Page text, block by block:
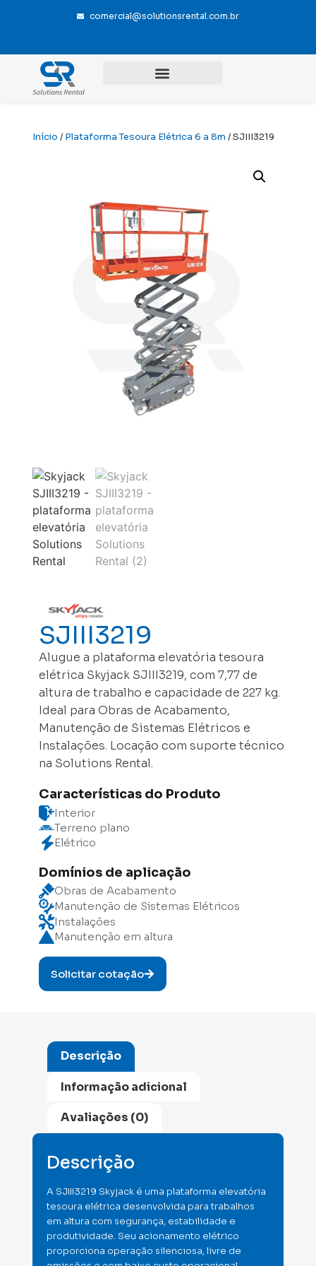
comercial@solutionsrental.com.br
Início / Plataforma Tesoura Elétrica 6 a 8m / SJIII3219
SJIII3219
Alugue a plataforma elevatória tesoura
elétrica Skyjack SJIII3219, com 7,77 de
altura de trabalho e capacidade de 227 kg.
Ideal para Obras de Acabamento,
Manutenção de Sistemas Elétricos e
Instalações. Locação com suporte técnico
na Solutions Rental.
Características do Produto
Interior
Terreno plano
Elétrico
Domínios de aplicação
Obras de Acabamento
Manutenção de Sistemas Elétricos
Instalações
Manutenção em altura
Solicitar cotação
Descrição
Informação adicional
Avaliações (0)
Descrição
A SJIII3219 Skyjack é uma plataforma elevatória
tesoura elétrica desenvolvida para trabalhos
em altura com segurança, estabilidade e
produtividade. Seu acionamento elétrico
proporciona operação silenciosa, livre de